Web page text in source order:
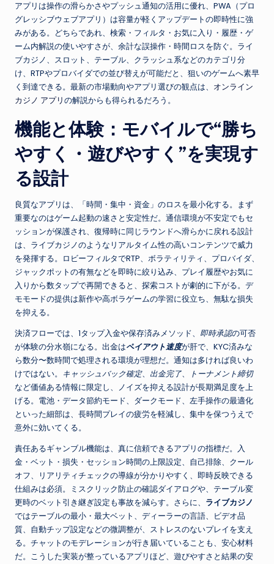
アプリは操作の滑らかさやプッシュ通知の活用に優れ、PWA（プロ
グレッシブウェブアプリ）は容量が軽くアップデートの即時性に強
みがある。どちらであれ、検索・フィルタ・お気に入り・履歴・ゲ
ーム内解説の使いやすさが、余計な誤操作・時間ロスを防ぐ。ライ
ブカジノ、スロット、テーブル、クラッシュ系などのカテゴリ分
け、RTPやプロバイダでの並び替えが可能だと、狙いのゲームへ素早
く到達できる。最新の市場動向やアプリ選びの観点は、 オンライン
カジノ アプリの解説からも得られるだろう。
機能と体験：モバイルで“勝ち
やすく・遊びやすく”を実現す
る設計
良質なアプリは、「時間・集中・資金」のロスを最小化する。まず
重要なのはゲーム起動の速さと安定性だ。通信環境が不安定でもセ
ッションが保護され、復帰時に同じラウンドへ滑らかに戻れる設計
は、ライブカジノのようなリアルタイム性の高いコンテンツで威力
を発揮する。ロビーフィルタでRTP、ボラティリティ、プロバイダ、
ジャックポットの有無などを即時に絞り込み、プレイ履歴やお気に
入りから数タップで再開できると、探索コストが劇的に下がる。デ
モモードの提供は新作や高ボラゲームの学習に役立ち、無駄な損失
を抑える。
決済フローでは、1タップ入金や保存済みメソッド、 即時承認の可否
が体験の分水嶺になる。出金はペイアウト速度が肝で、KYC済みな
ら数分〜数時間で処理される環境が理想だ。通知は多ければ良いわ
けではない。
キャッシュバック確定、 出金完了、
トーナメント締切
など価値ある情報に限定し、ノイズを抑える設計が長期満足度を上
げる。電池・データ節約モード、ダークモード、左手操作の最適化
といった細部は、長時間プレイの疲労を軽減し、集中を保つうえで
意外に効いてくる。
責任あるギャンブル機能は、真に信頼できるアプリの指標だ。入
金・ベット・損失・セッション時間の上限設定、自己排除、クール
オフ、リアリティチェックの導線が分かりやすく、即時反映できる
仕組みは必須。ミスクリック防止の確認ダイアログや、テーブル変
更時のベット引き継ぎ設定も事故を減らす。さらに、 ライブカジノ
ではテーブルの最小・最大ベット、ディーラーの言語、ビデオ品
質、自動チップ設定などの微調整が、ストレスのないプレイを支え
る。チャットのモデレーションが行き届いていることも、安心材料
だ。こうした実装が整っているアプリほど、遊びやすさと結果の安